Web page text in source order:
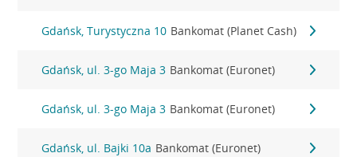
Gdańsk, Turystyczna 10 Bankomat (Planet Cash)
Gdańsk, ul. 3-go Maja 3 Bankomat (Euronet)
Gdańsk, ul. 3-go Maja 3 Bankomat (Euronet)
Gdańsk, ul. Bajki 10a Bankomat (Euronet)